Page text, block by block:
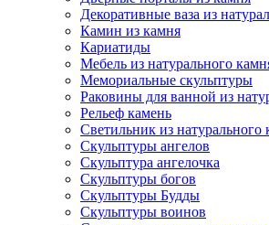
Декоративные ваза из
Камин из камня
Кариатиды
Мебель из натурального
Мемориальные скульптуры
Раковины для ванной из
Рельеф камень
Светильник из натурального
Скульптуры ангелов
Скульптура ангелочка
Скульптуры богов
Скульптуры Будды
Скульптуры воинов